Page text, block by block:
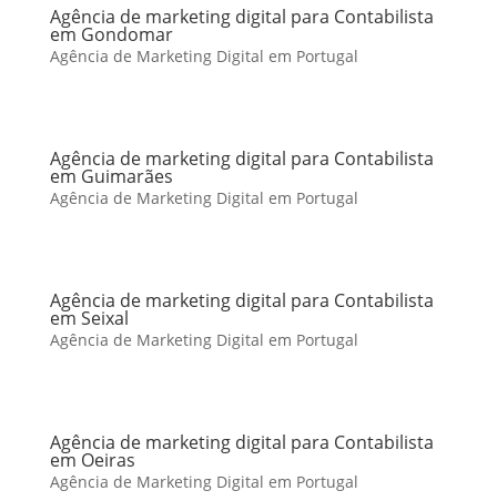
Agência de marketing digital para Contabilista
em Gondomar
Agência de Marketing Digital em Portugal
Agência de marketing digital para Contabilista
em Guimarães
Agência de Marketing Digital em Portugal
Agência de marketing digital para Contabilista
em Seixal
Agência de Marketing Digital em Portugal
Agência de marketing digital para Contabilista
em Oeiras
Agência de Marketing Digital em Portugal